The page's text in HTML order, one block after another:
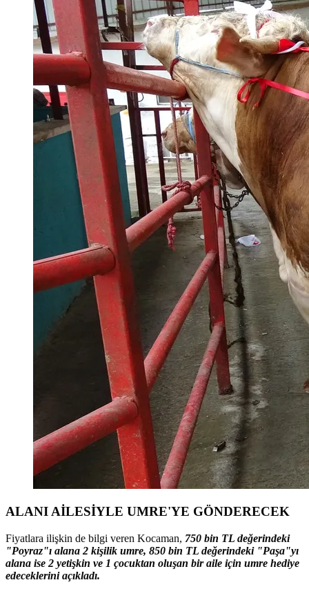
ALANI AİLESİYLE UMRE'YE GÖNDERECEK
Fiyatlara ilişkin de bilgi veren Kocaman, 750 bin TL değerindeki
"Poyraz"ı alana 2 kişilik umre, 850 bin TL değerindeki "Paşa"yı
alana ise 2 yetişkin ve 1 çocuktan oluşan bir aile için umre hediye
edeceklerini açıkladı.